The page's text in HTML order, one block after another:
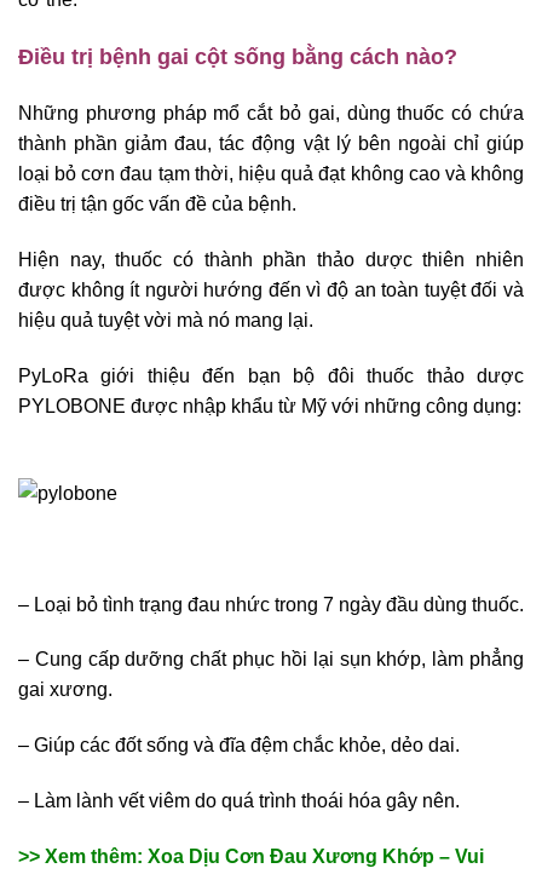
Điều trị bệnh gai cột sống bằng cách nào?
Những phương pháp mổ cắt bỏ gai, dùng thuốc có chứa
thành phần giảm đau, tác động vật lý bên ngoài chỉ giúp
loại bỏ cơn đau tạm thời, hiệu quả đạt không cao và không
điều trị tận gốc vấn đề của bệnh.
Hiện nay, thuốc có thành phần thảo dược thiên nhiên
được không ít người hướng đến vì độ an toàn tuyệt đối và
hiệu quả tuyệt vời mà nó mang lại.
PyLoRa giới thiệu đến bạn bộ đôi thuốc thảo dược
PYLOBONE được nhập khẩu từ Mỹ với những công dụng:
– Loại bỏ tình trạng đau nhức trong 7 ngày đầu dùng thuốc.
– Cung cấp dưỡng chất phục hồi lại sụn khớp, làm phẳng
gai xương.
– Giúp các đốt sống và đĩa đệm chắc khỏe, dẻo dai.
– Làm lành vết viêm do quá trình thoái hóa gây nên.
>> Xem thêm: Xoa Dịu Cơn Đau Xương Khớp – Vui